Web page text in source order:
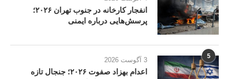
انفجار کارخانه در جنوب تهران ۲۰۲۶؛
پرسش‌هایی درباره ایمنی
5 3 آگوست 2026
اعدام بهزاد صفوت ۲۰۲۶؛ جنجال تازه